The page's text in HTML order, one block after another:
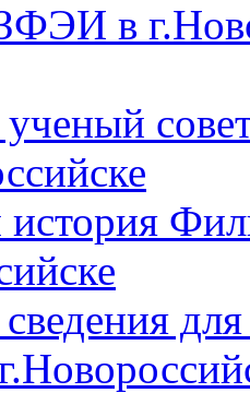
в
история